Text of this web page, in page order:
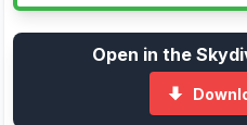
Open in the